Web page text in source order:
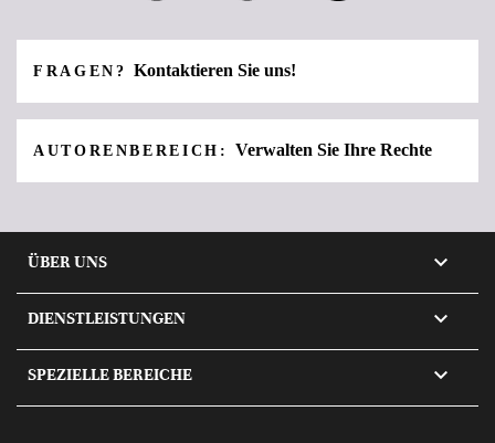
FRAGEN?Kontaktieren Sie uns!
AUTORENBEREICH: Verwalten Sie Ihre Rechte
ÜBER UNS 
DIENSTLEISTUNGEN 
SPEZIELLE BEREICHE 